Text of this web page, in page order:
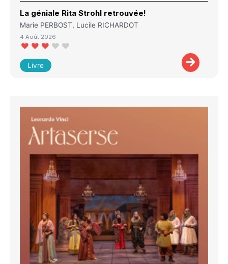
La géniale Rita Strohl retrouvée!
Marie PERBOST, Lucile RICHARDOT
4 Août 2026
Livre